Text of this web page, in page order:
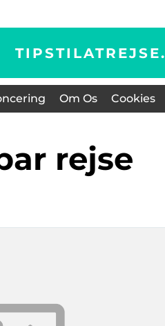
TIPSTILATREJSE.
Om Os Cookies
rejse